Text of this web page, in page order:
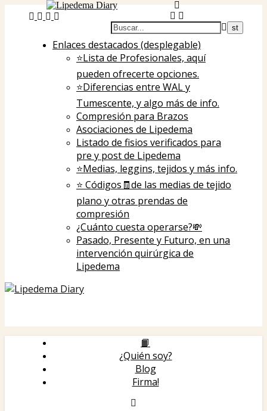
Enlaces destacados (desplegable)
⭐Lista de Profesionales, aquí
pueden ofrecerte opciones.
⭐️Diferencias entre WAL y
Tumescente, y algo más de info.
Compresión para Brazos
Asociaciones de Lipedema
Listado de fisios verificados para
pre y post de Lipedema
⭐️Medias, leggins, tejidos y más info.
⭐️ Códigos🧾de las medias de tejido
plano y otras prendas de
compresión
¿Cuánto cuesta operarse?💸
Pasado, Presente y Futuro, en una
intervención quirúrgica de
Lipedema
📙
¿Quién soy?
Blog
Firma!